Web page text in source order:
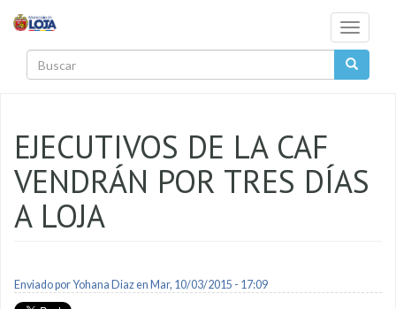
Toggle
EJECUTIVOS DE LA CAF
VENDRÁN POR TRES DÍAS
A LOJA
Enviado porYohana Diazen Mar, 10/03/2015 - 17:09